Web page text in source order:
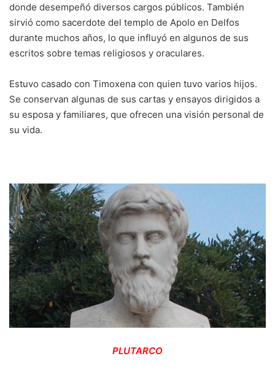
donde desempeñó diversos cargos públicos. También
sirvió como sacerdote del templo de Apolo en Delfos
durante muchos años, lo que influyó en algunos de sus
escritos sobre temas religiosos y oraculares.
Estuvo casado con Timoxena con quien tuvo varios hijos.
Se conservan algunas de sus cartas y ensayos dirigidos a
su esposa y familiares, que ofrecen una visión personal de
su vida.
PLUTARCO